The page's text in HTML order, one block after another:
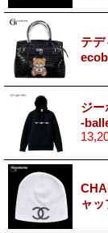
テ
ジ
-
ャ